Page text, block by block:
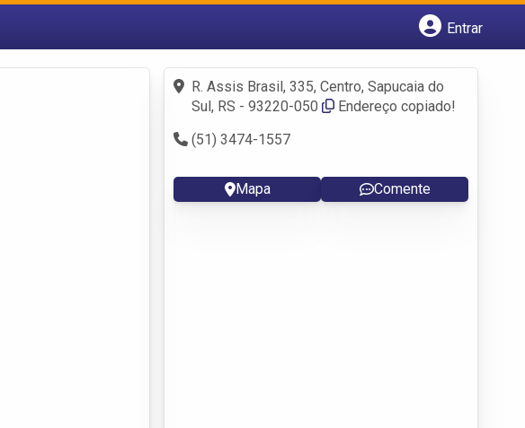
Entrar
Fazer login
Criar conta
R. Assis Brasil, 335, Centro, Sapucaia do
Sul, RS - 93220-050
Endereço copiado!
(51) 3474-1557
Mapa Comente